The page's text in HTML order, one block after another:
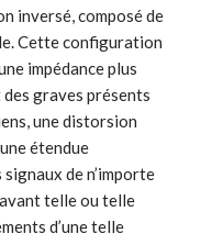
inversé, composé de
Cette configuration
impédance plus
graves présents
une distorsion
étendue
de n’importe
telle ou telle
d’une telle